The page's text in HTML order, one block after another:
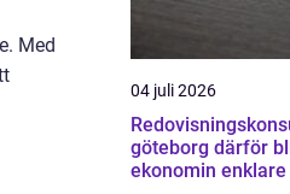
Med
04 juli 2026
göteborg därför blir
ekonomin